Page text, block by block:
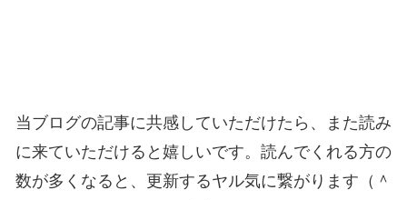
当ブログの記事に共感していただけたら、また読み
に来ていただけると嬉しいです。読んでくれる方の
数が多くなると、更新するヤル気に繋がります（＾